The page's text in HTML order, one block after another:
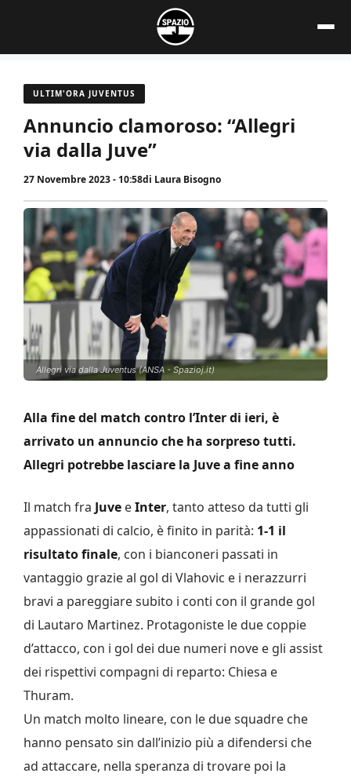
contenuto
ULTIM'ORA JUVENTUS
Annuncio clamoroso: “Allegri
via dalla Juve”
27 Novembre 2023 - 10:58di Laura Bisogno
Allegri via dalla Juventus (ANSA - Spazioj.it)
Alla fine del match contro l’Inter di ieri, è
arrivato un annuncio che ha sorpreso tutti.
Allegri potrebbe lasciare la Juve a fine anno
Il match fra Juve eInter, tanto atteso da tutti gli
appassionati di calcio, è finito in parità: 1-1 il
risultato finale, con i bianconeri passati in
vantaggio grazie al gol di Vlahovic e i nerazzurri
bravi a pareggiare subito i conti con il grande gol
di Lautaro Martinez. Protagoniste le due coppie
d’attacco, con i gol dei due numeri nove e gli assist
dei rispettivi compagni di reparto: Chiesa e
Thuram.
Un match molto lineare, con le due squadre che
hanno pensato sin dall’inizio più a difendersi che
ad attaccare, nella speranza di trovare poi la